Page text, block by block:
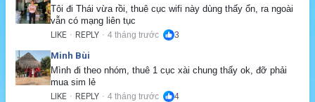
Tôi đi Thái vừa rồi, thuê cục wifi này dùng thấy ổn, ra ngoài
vẫn có mạng liên tục
LIKE · REPLY · 4 tháng trước 3
Minh Bùi
Mình đi theo nhóm, thuê 1 cục xài chung thấy ok, đỡ phải
mua sim lẻ
LIKE · REPLY · 4 tháng trước 4